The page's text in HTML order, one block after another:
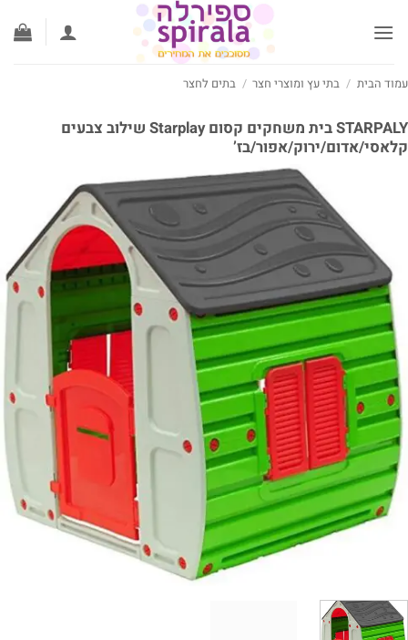
הבית / בתי עץ ומוצרי חצר / בתים לחצר
STARPALY בית משחקים קסום Starplay שילוב צבעים
אדום/ירוק/אפור/בז’